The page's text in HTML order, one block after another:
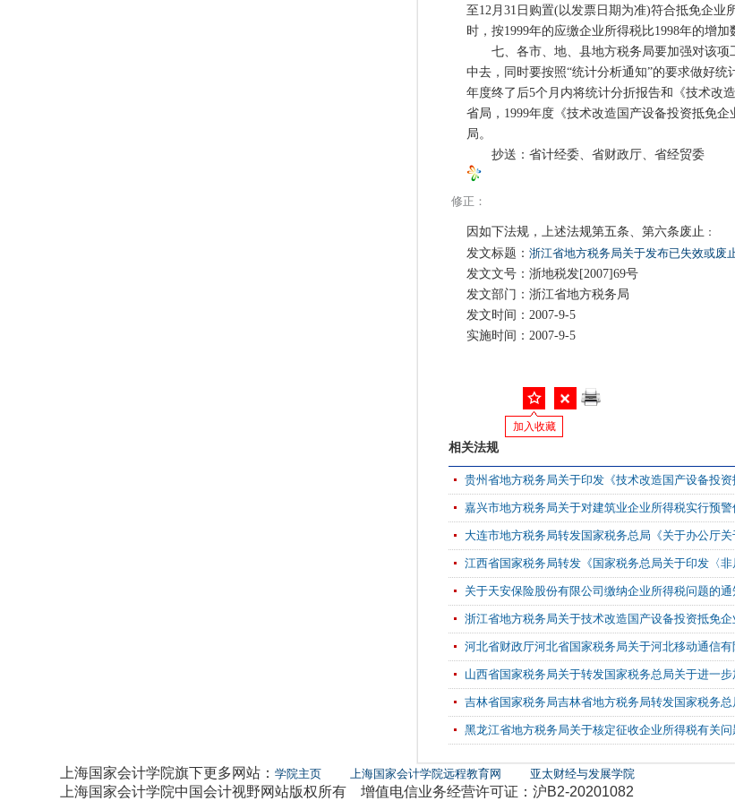
至12月31日购置(以发票日期为准)符合抵免企
时，按1999年的应缴企业所得税比1998年的增加
七、各市、地、县地方税务局要加强对该项
中去，同时要按照“统计分析通知”的要求做好
年度终了后5个月内将统计分折报告和《技术改
省局，1999年度《技术改造国产设备投资抵免
局。
抄送：省计经委、省财政厅、省经贸委
修正：
因如下法规，上述法规第五条、第六条废止 ：
发文标题： 浙江省地方税务局关于发布已失效或废
发文文号：浙地税发[2007]69号
发文部门：浙江省地方税务局
发文时间：2007-9-5
实施时间：2007-9-5
加入收藏
相关法规
贵州省地方税务局关于印发《技术改造国产设备投资
嘉兴市地方税务局关于对建筑业企业所得税实行预警
大连市地方税务局转发国家税务总局《关于办公厅关
江西省国家税务局转发《国家税务总局关于印发〈非
关于天安保险股份有限公司缴纳企业所得税问题的通
浙江省地方税务局关于技术改造国产设备投资抵免企
河北省财政厅河北省国家税务局关于河北移动通信有
山西省国家税务局关于转发国家税务总局关于进一步
吉林省国家税务局吉林省地方税务局转发国家税务总
黑龙江省地方税务局关于核定征收企业所得税有关问
上海国家会计学院旗下更多网站： 学院主页 上海国家会计学院远程教育网 亚太财经与发展学院
上海国家会计学院中国会计视野网站版权所有 增值电信业务经营许可证：沪B2-20201082